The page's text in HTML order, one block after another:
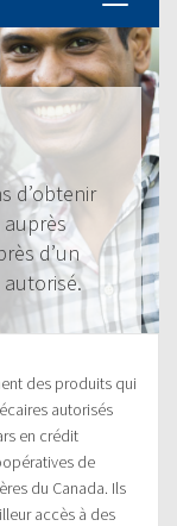
d’obtenir
d’un
des produits qui
autorisés
en crédit
de
du Canada. Ils
accès à des